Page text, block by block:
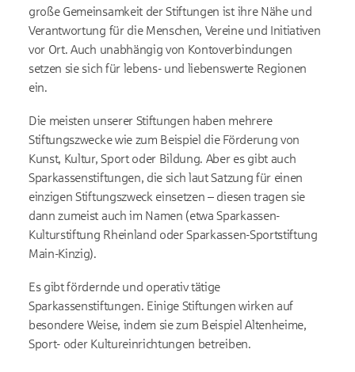
große Gemeinsamkeit der Stiftungen ist ihre Nähe und
Verantwortung für die Menschen, Vereine und Initiativen
vor Ort. Auch unabhängig von Kontoverbindungen
setzen sie sich für lebens- und liebenswerte Regionen
ein.
Die meisten unserer Stiftungen haben mehrere
Stiftungszwecke wie zum Beispiel die Förderung von
Kunst, Kultur, Sport oder Bildung. Aber es gibt auch
Sparkassenstiftungen, die sich laut Satzung für einen
einzigen Stiftungszweck einsetzen – diesen tragen sie
dann zumeist auch im Namen (etwa Sparkassen-
Kulturstiftung Rheinland oder Sparkassen-Sportstiftung
Main-Kinzig).
Es gibt fördernde und operativ tätige
Sparkassenstiftungen. Einige Stiftungen wirken auf
besondere Weise, indem sie zum Beispiel Altenheime,
Sport- oder Kultureinrichtungen betreiben.